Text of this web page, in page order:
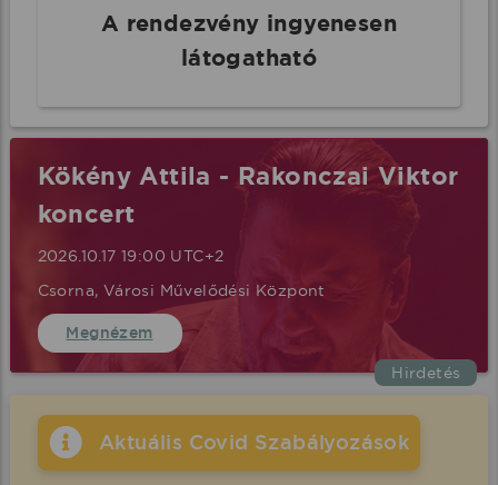
A rendezvény ingyenesen
látogatható
Hirdetés
Kökény Attila - Rakonczai Viktor
koncert
2026.10.17 19:00 UTC+2
Csorna, Városi Művelődési Központ
Megnézem
Aktuális Covid Szabályozások